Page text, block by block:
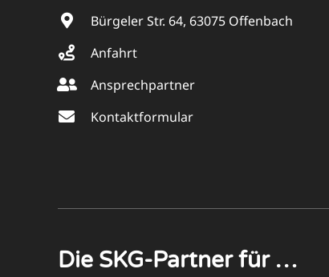
Bürgeler Str. 64, 63075 Offenbach
Anfahrt
Ansprechpartner
Kontaktformular
Die SKG-Partner für …